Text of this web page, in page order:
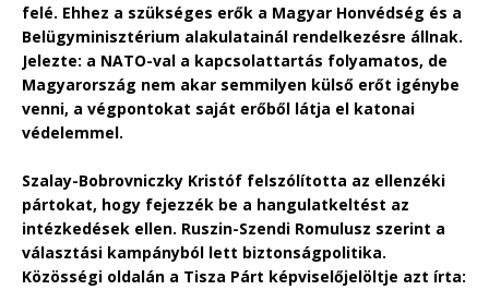
felé. Ehhez a szükséges erők a Magyar Honvédség és a
Belügyminisztérium alakulatainál rendelkezésre állnak.
Jelezte: a NATO-val a kapcsolattartás folyamatos, de
Magyarország nem akar semmilyen külső erőt igénybe
venni, a végpontokat saját erőből látja el katonai
védelemmel.
Szalay-Bobrovniczky Kristóf felszólította az ellenzéki
pártokat, hogy fejezzék be a hangulatkeltést az
intézkedések ellen. Ruszin-Szendi Romulusz szerint a
választási kampányból lett biztonságpolitika.
Közösségi oldalán a Tisza Párt képviselőjelöltje azt írta: